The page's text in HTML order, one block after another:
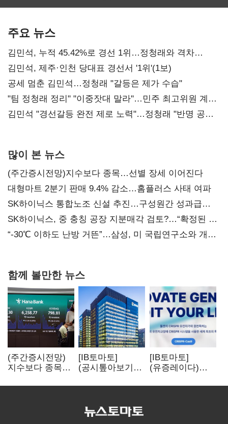
주요 뉴스
김민석, 누적 45.42%로 경선 1위…정청래와 격차
0.86%p(2보)
김민석, 제주·인천 당대표 경선서 '1위'(1보)
공세 멈춘 김민석…정청래 "갈등은 제가 수습"
"팀 정청래 정리" "이중잣대 말라"…민주 최고위원 계파
다툼 격화
김민석 "경선갈등 완전 제로 노력"…정청래 "반명 공세
많이 본 뉴스
(주간증시전망)지수보다 종목…선별 장세 이어진다
대형마트 2분기 판매 9.4% 감소…홈플러스 사태 여파
SK하이닉스 통합노조 신설 추진…구성원간 성과급
불만 확산
SK하이닉스, 중 충칭 공장 지분매각 검토?…“확정된 바
없어”
“-30℃ 이하도 난방 거뜬”…삼성, 미 국립연구소와 개발
함께 볼만한 뉴스
(주간증시전망)
지수보다 종목…
이어진다
[IB토마토]
(공시톺아보기)
바로 매출로
[IB토마토]
(유증레이다)
3분의 1 토막…